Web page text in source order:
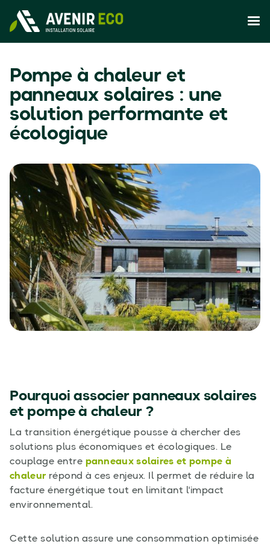
Pompe à chaleur et
panneaux solaires : une
solution performante et
écologique
Pourquoi associer panneaux solaires
et pompe à chaleur ?
La transition énergétique pousse à chercher des
solutions plus économiques et écologiques. Le
couplage entre panneaux solaires et pompe à
chaleur répond à ces enjeux. Il permet de réduire la
facture énergétique tout en limitant l'impact
environnemental.
Cette solution assure une consommation optimisée